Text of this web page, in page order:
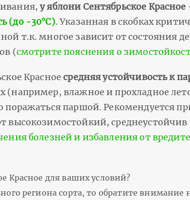
у яблони Сентябрьское
(до -30°С). Указанная в скобках
т.к. многое зависит от состояния
(смотрите пояснения о
Красноесредняя устойчивость к
(например, влажное и прохладное
поражаться паршой. Рекомендуется
высокозимостойкий,
болезней и избавления от
Красное для ваших условий?
региона сорта, то обратите внимание